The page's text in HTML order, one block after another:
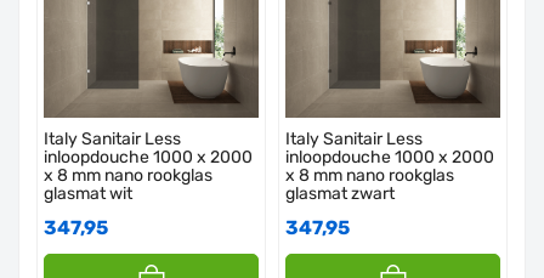
Italy Sanitair Less
inloopdouche 1000 x 2000
x 8 mm nano rookglas
glasmat wit
347,95
Italy Sanitair Less
inloopdouche 1000 x 2000
x 8 mm nano rookglas
glasmat zwart
347,95